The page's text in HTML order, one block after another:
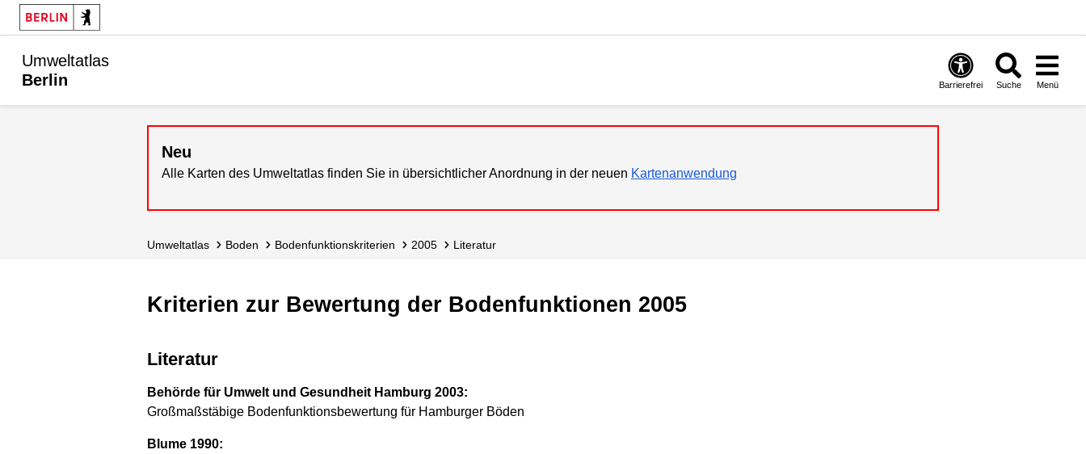
Umweltatlas
Berlin
Barrierefrei Suche Menü
Neu
Alle Karten des Umweltatlas finden Sie in übersichtlicher Anordnung in der neuen Kartenanwendung
Umweltatlas Boden Bodenfunktions­kriterien 2005 Literatur
Kriterien zur Bewertung der Bodenfunktionen 2005
Literatur
Behörde für Umwelt und Gesundheit Hamburg 2003:
Großmaßstäbige Bodenfunktionsbewertung für Hamburger Böden
Blume 1990: